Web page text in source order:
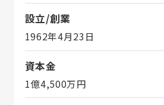
設立/創業
1962年4月23日
資本金
1億4,500万円